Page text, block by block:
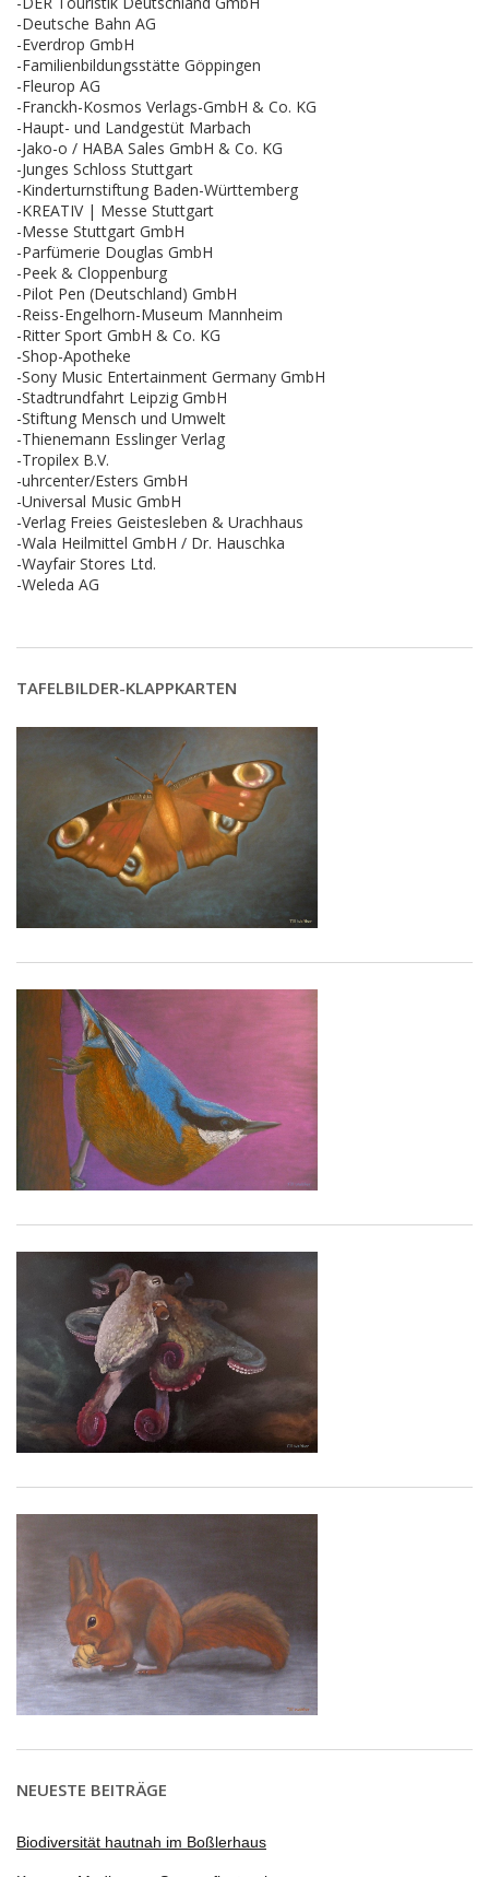
-Deutsche Bahn AG
-Everdrop GmbH
-Familienbildungsstätte Göppingen
-Fleurop AG
-Franckh-Kosmos Verlags-GmbH & Co. KG
-Haupt- und Landgestüt Marbach
-Jako-o / HABA Sales GmbH & Co. KG
-Junges Schloss Stuttgart
-Kinderturnstiftung Baden-Württemberg
-KREATIV | Messe Stuttgart
-Messe Stuttgart GmbH
-Parfümerie Douglas GmbH
-Peek & Cloppenburg
-Pilot Pen (Deutschland) GmbH
-Reiss-Engelhorn-Museum Mannheim
-Ritter Sport GmbH & Co. KG
-Shop-Apotheke
-Sony Music Entertainment Germany GmbH
-Stadtrundfahrt Leipzig GmbH
-Stiftung Mensch und Umwelt
-Thienemann Esslinger Verlag
-Tropilex B.V.
-uhrcenter/Esters GmbH
-Universal Music GmbH
-Verlag Freies Geistesleben & Urachhaus
-Wala Heilmittel GmbH / Dr. Hauschka
-Wayfair Stores Ltd.
-Weleda AG
TAFELBILDER-KLAPPKARTEN
NEUESTE BEITRÄGE
Biodiversität hautnah im Boßlerhaus